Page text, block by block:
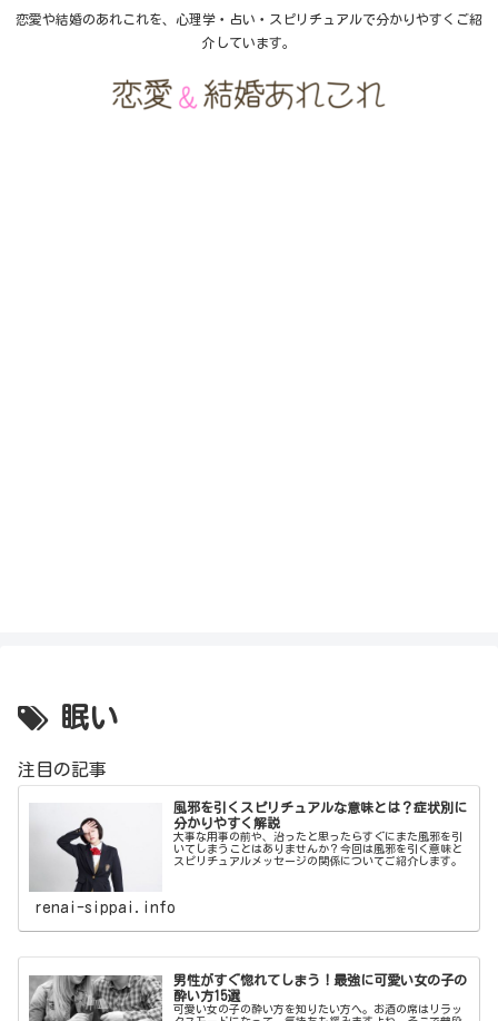
恋愛や結婚のあれこれを、心理学・占い・スピリチュアルで分かりやすくご紹
介しています。
眠い
注目の記事
風邪を引くスピリチュアルな意味とは？症状別に
分かりやすく解説
大事な用事の前や、治ったと思ったらすぐにまた風邪を引
いてしまうことはありませんか？今回は風邪を引く意味と
スピリチュアルメッセージの関係についてご紹介します。
renai-sippai.info
男性がすぐ惚れてしまう！最強に可愛い女の子の
酔い方15選
可愛い女の子の酔い方を知りたい方へ。お酒の席はリラッ